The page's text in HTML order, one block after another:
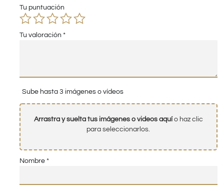
Tu puntuación
Tu valoración *
Sube hasta 3 imágenes o vídeos
Arrastra y suelta tus imágenes o videos aquío haz clic
para seleccionarlos.
Nombre *